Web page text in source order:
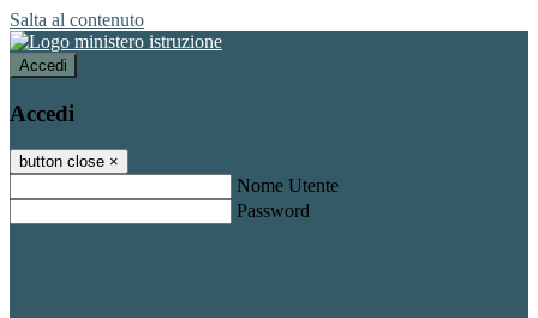
Salta al contenuto
Accedi
Accedi
button close ×
Nome Utente
Password